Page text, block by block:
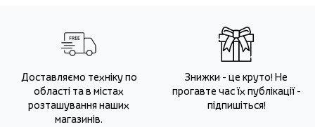
Доставляємо техніку по
області та в містах
розташування наших
магазинів.
Знижки - це круто! Не
прогавте час їх публікації -
підпишіться!